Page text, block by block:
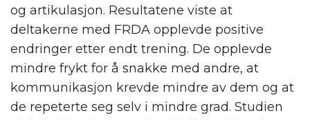
og artikulasjon. Resultatene viste at
deltakerne med FRDA opplevde positive
endringer etter endt trening. De opplevde
mindre frykt for å snakke med andre, at
kommunikasjon krevde mindre av dem og at
de repeterte seg selv i mindre grad. Studien